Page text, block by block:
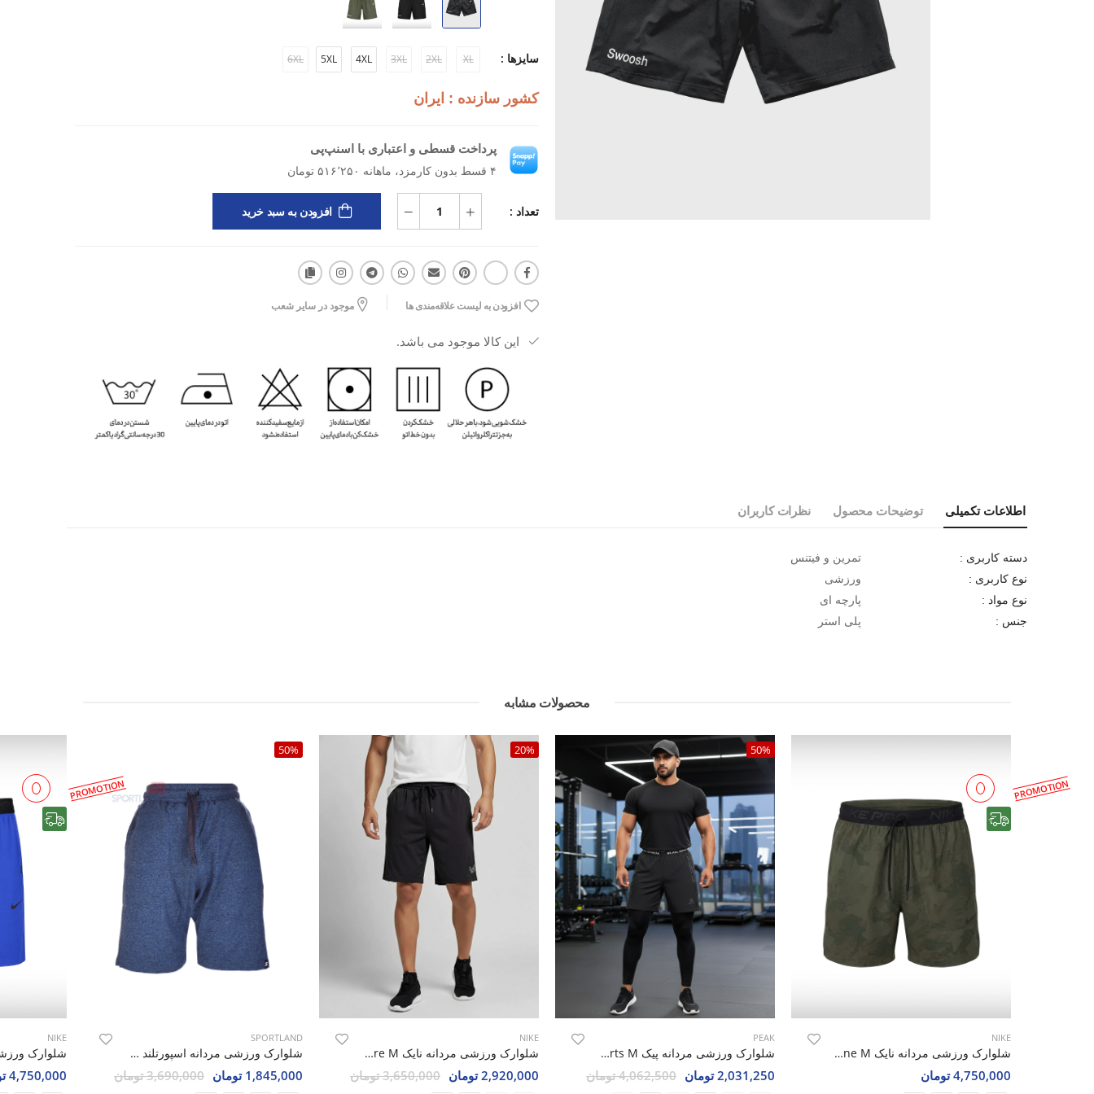
نوع کاربری: ورزشی
جنس: پلی‌استر
مزایا: سبک، مناسب استفاده ورزشی، دوام خوب، راحتی در حرکت
کاربرد: باشگاه، فیتنس، تمرینات هوازی، فعالیت‌های روزانه همراه با ورزش
سایزها : XL
2XL
3XL
4XL
5XL
6XL
کشور سازنده : ایران
پرداخت قسطی و اعتباری با اسنپ‌پی
۴ قسط بدون کارمزد، ماهانه ۵۱۶٬۲۵۰ تومان
تعداد : افزودن به سبد خرید
افزودن به لیست علاقه‌مندی ها موجود در سایر شعب
این کالا موجود می باشد.
اطلاعات تکمیلی توضیحات محصول نظرات کاربران
دسته کاربری : تمرین و فیتنس
نوع کاربری : ورزشی
نوع مواد : پارچه ای
جنس : پلی استر
محصولات مشابه
PROMOTION
رایگان
NIKE
شلوارک ورزشی مردانه نایک Nike Rush Zone M
4,750,000 تومان
50%
PEAK
شلوارک ورزشی مردانه پیک Leg Shorts M
2,031,250 تومان 4,062,500 تومان
20%
NIKE
شلوارک ورزشی مردانه نایک Nike Aero Core M
2,920,000 تومان 3,650,000 تومان
50%
SPORTLAND
شلوارک ورزشی مردانه اسپورتلند Lupita M
1,845,000 تومان 3,690,000 تومان
PROMOTION
NIKE
4,750,000 تومان